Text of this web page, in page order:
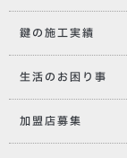
鍵の施工実績
生活のお困り事
加盟店募集